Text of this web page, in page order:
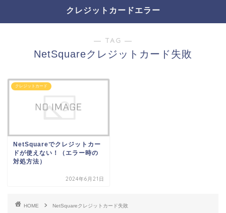
クレジットカードエラー
― TAG ―
NetSquareクレジットカード失敗
クレジットカード
NetSquareでクレジットカー
ドが使えない！（エラー時の
対処方法）
2024年6月21日
HOME NetSquareクレジットカード失敗